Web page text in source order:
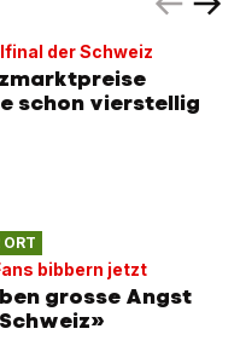
der Schweiz
schon vierstellig
ORT
bibbern jetzt
grosse Angst